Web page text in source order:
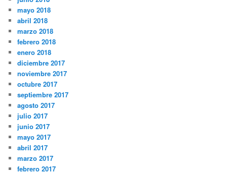
mayo 2018
abril 2018
marzo 2018
febrero 2018
enero 2018
diciembre 2017
noviembre 2017
octubre 2017
septiembre 2017
agosto 2017
julio 2017
junio 2017
mayo 2017
abril 2017
marzo 2017
febrero 2017